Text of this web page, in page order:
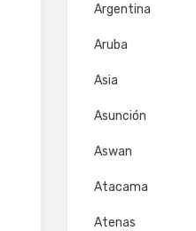
Argentina
Aruba
Asia
Asunción
Aswan
Atacama
Atenas